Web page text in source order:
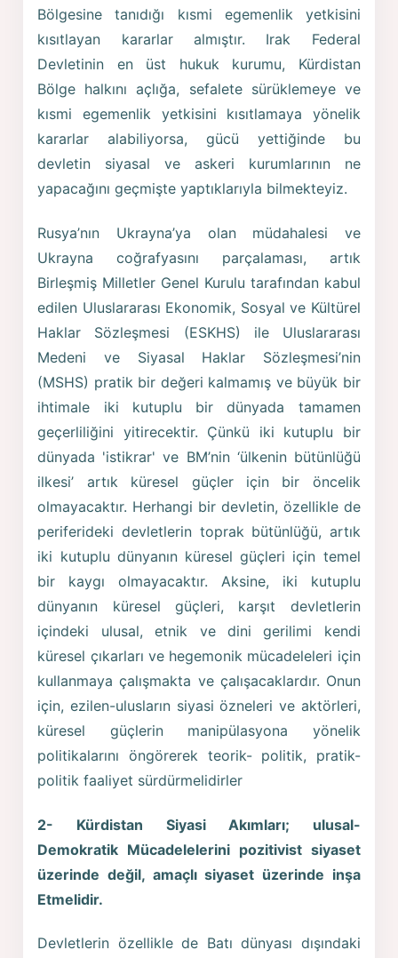
Bölgesine tanıdığı kısmi egemenlik yetkisini
kısıtlayan kararlar almıştır. Irak Federal
Devletinin en üst hukuk kurumu, Kürdistan
Bölge halkını açlığa, sefalete sürüklemeye ve
kısmi egemenlik yetkisini kısıtlamaya yönelik
kararlar alabiliyorsa, gücü yettiğinde bu
devletin siyasal ve askeri kurumlarının ne
yapacağını geçmişte yaptıklarıyla bilmekteyiz.
Rusya’nın Ukrayna’ya olan müdahalesi ve
Ukrayna coğrafyasını parçalaması, artık
Birleşmiş Milletler Genel Kurulu tarafından kabul
edilen Uluslararası Ekonomik, Sosyal ve Kültürel
Haklar Sözleşmesi (ESKHS) ile Uluslararası
Medeni ve Siyasal Haklar Sözleşmesi’nin
(MSHS) pratik bir değeri kalmamış ve büyük bir
ihtimale iki kutuplu bir dünyada tamamen
geçerliliğini yitirecektir. Çünkü iki kutuplu bir
dünyada 'istikrar' ve BM’nin ‘ülkenin bütünlüğü
ilkesi’ artık küresel güçler için bir öncelik
olmayacaktır. Herhangi bir devletin, özellikle de
periferideki devletlerin toprak bütünlüğü, artık
iki kutuplu dünyanın küresel güçleri için temel
bir kaygı olmayacaktır. Aksine, iki kutuplu
dünyanın küresel güçleri, karşıt devletlerin
içindeki ulusal, etnik ve dini gerilimi kendi
küresel çıkarları ve hegemonik mücadeleleri için
kullanmaya çalışmakta ve çalışacaklardır. Onun
için, ezilen-ulusların siyasi özneleri ve aktörleri,
küresel güçlerin manipülasyona yönelik
politikalarını öngörerek teorik- politik, pratik-
politik faaliyet sürdürmelidirler
2- Kürdistan Siyasi Akımları; ulusal-
Demokratik Mücadelelerini pozitivist siyaset
üzerinde değil, amaçlı siyaset üzerinde inşa
Etmelidir.
Devletlerin özellikle de Batı dünyası dışındaki